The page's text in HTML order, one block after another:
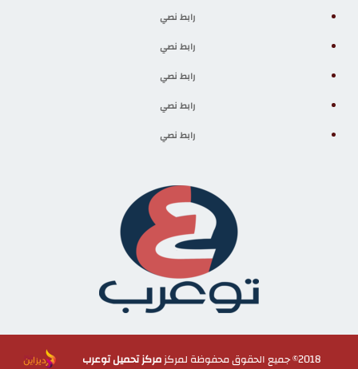
رابط نصي
رابط نصي
رابط نصي
رابط نصي
رابط نصي
2018© جميع الحقوق محفوظة لمركز مركز تحميل توعرب